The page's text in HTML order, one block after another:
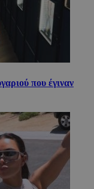
που έγιναν